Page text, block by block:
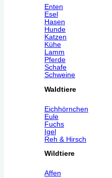
Enten
Esel
Hasen
Hunde
Katzen
Kühe
Lamm
Pferde
Schafe
Schweine
Waldtiere
Eichhörnchen
Eule
Fuchs
Igel
Reh & Hirsch
Wildtiere
Affen